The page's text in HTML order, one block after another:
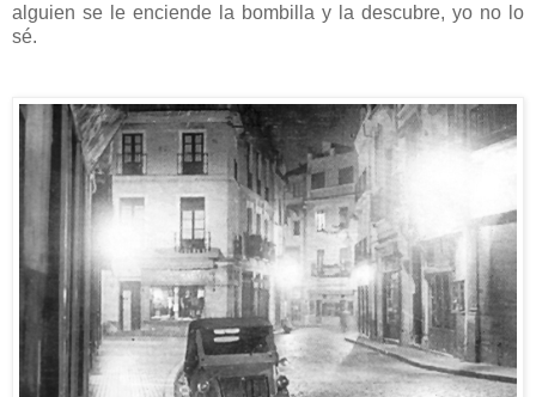
alguien se le enciende la bombilla y la descubre, yo no lo
sé.